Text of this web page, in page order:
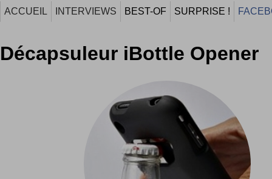
ACCUEIL INTERVIEWS BEST-OF SURPRISE !
Décapsuleur iBottle Opener